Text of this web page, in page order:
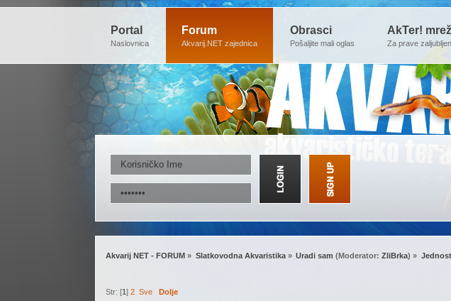
Portal
Naslovnica
Forum
Akvarij.NET zajednica
Obrasci
Pošaljite mali oglas
AkTer!
Za prave
Akvarij NET - FORUM » Slatkovodna Akvaristika» Uradi sam (Moderator:ZliBrka) »
Str: [1] 2 Sve Dolje